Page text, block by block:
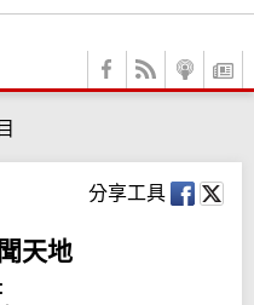
分享工具
天地